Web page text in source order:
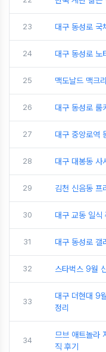
23 대구 동성로 국
24 대구 동성로 노
25 맥도날드 맥크
26 대구 동성로 룸
27 대구 중앙로역
28 대구 대봉동 사
29 김천 신음동 프
30 대구 교동 일식
31 대구 동성로 갤
32 스타벅스 9월
33
대구 더현대 9
정리
34
므브 애트놀라
직 후기